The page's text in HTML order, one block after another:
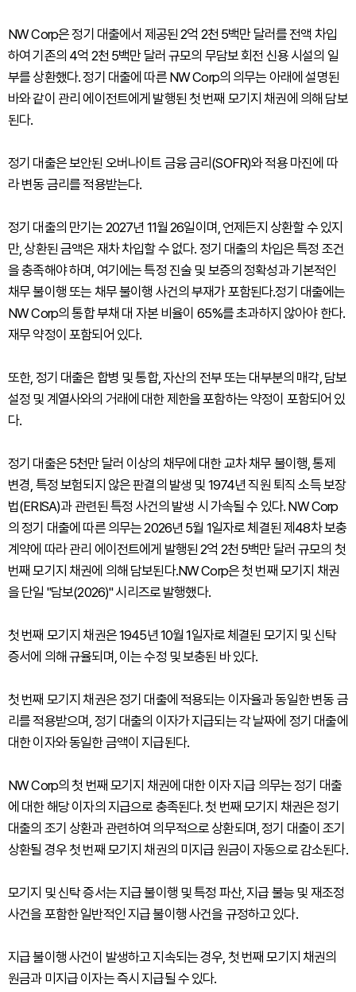
NW Corp은 정기 대출에서 제공된 2억 2천 5백만 달러를 전액 차입
하여 기존의 4억 2천 5백만 달러 규모의 무담보 회전 신용 시설의 일
부를 상환했다. 정기 대출에 따른 NW Corp의 의무는 아래에 설명된
바와 같이 관리 에이전트에게 발행된 첫 번째 모기지 채권에 의해 담보
된다.
정기 대출은 보안된 오버나이트 금융 금리(SOFR)와 적용 마진에 따
라 변동 금리를 적용받는다.
정기 대출의 만기는 2027년 11월 26일이며, 언제든지 상환할 수 있지
만, 상환된 금액은 재차 차입할 수 없다. 정기 대출의 차입은 특정 조건
을 충족해야 하며, 여기에는 특정 진술 및 보증의 정확성과 기본적인
채무 불이행 또는 채무 불이행 사건의 부재가 포함된다.정기 대출에는
NW Corp의 통합 부채 대 자본 비율이 65%를 초과하지 않아야 한다.
재무 약정이 포함되어 있다.
또한, 정기 대출은 합병 및 통합, 자산의 전부 또는 대부분의 매각, 담보
설정 및 계열사와의 거래에 대한 제한을 포함하는 약정이 포함되어 있
다.
정기 대출은 5천만 달러 이상의 채무에 대한 교차 채무 불이행, 통제
변경, 특정 보험되지 않은 판결의 발생 및 1974년 직원 퇴직 소득 보장
법(ERISA)과 관련된 특정 사건의 발생 시 가속될 수 있다. NW Corp
의 정기 대출에 따른 의무는 2026년 5월 1일자로 체결된 제48차 보충
계약에 따라 관리 에이전트에게 발행된 2억 2천 5백만 달러 규모의 첫
번째 모기지 채권에 의해 담보된다.NW Corp은 첫 번째 모기지 채권
을 단일 "담보(2026)" 시리즈로 발행했다.
첫 번째 모기지 채권은 1945년 10월 1일자로 체결된 모기지 및 신탁
증서에 의해 규율되며, 이는 수정 및 보충된 바 있다.
첫 번째 모기지 채권은 정기 대출에 적용되는 이자율과 동일한 변동 금
리를 적용받으며, 정기 대출의 이자가 지급되는 각 날짜에 정기 대출에
대한 이자와 동일한 금액이 지급된다.
NW Corp의 첫 번째 모기지 채권에 대한 이자 지급 의무는 정기 대출
에 대한 해당 이자의 지급으로 충족된다. 첫 번째 모기지 채권은 정기
대출의 조기 상환과 관련하여 의무적으로 상환되며, 정기 대출이 조기
상환될 경우 첫 번째 모기지 채권의 미지급 원금이 자동으로 감소된다.
모기지 및 신탁 증서는 지급 불이행 및 특정 파산, 지급 불능 및 재조정
사건을 포함한 일반적인 지급 불이행 사건을 규정하고 있다.
지급 불이행 사건이 발생하고 지속되는 경우, 첫 번째 모기지 채권의
원금과 미지급 이자는 즉시 지급될 수 있다.